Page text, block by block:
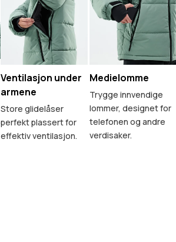
Ventilasjon under
armene
Store glidelåser
perfekt plassert for
effektiv ventilasjon.
Medielomme
Trygge innvendige
lommer, designet for
telefonen og andre
verdisaker.